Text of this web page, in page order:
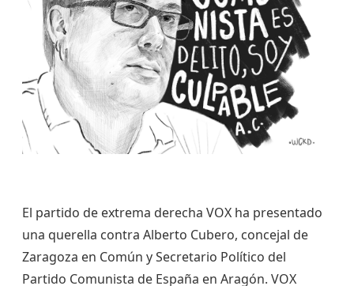
El partido de extrema derecha VOX ha presentado
una querella contra Alberto Cubero, concejal de
Zaragoza en Común y Secretario Político del
Partido Comunista de España en Aragón. VOX